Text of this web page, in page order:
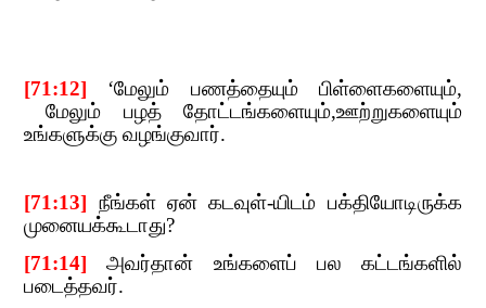
[71:12] ​​ ‘மேலும் பணத்தையும் பிள்ளைகளையும்,​​
மேலும் பழத் தோட்டங்களையும்,ஊற்றுகளையும்
உங்களுக்கு வழங்குவார்.
[71:13] நீங்கள் ஏன் கடவுள்-யிடம் பக்தியோடிருக்க
முனையக்கூடாது?
[71:14] ​​அவர்தான் உங்களைப் பல கட்டங்களில்
படைத்தவர்.